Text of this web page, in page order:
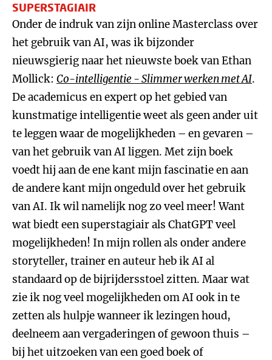
SUPERSTAGIAIR
Onder de indruk van zijn online Masterclass over
het gebruik van AI, was ik bijzonder
nieuwsgierig naar het nieuwste boek van Ethan
Mollick: Co-intelligentie - Slimmer werken met AI.
De academicus en expert op het gebied van
kunstmatige intelligentie weet als geen ander uit
te leggen waar de mogelijkheden – en gevaren –
van het gebruik van AI liggen. Met zijn boek
voedt hij aan de ene kant mijn fascinatie en aan
de andere kant mijn ongeduld over het gebruik
van AI. Ik wil namelijk nog zo veel meer! Want
wat biedt een superstagiair als ChatGPT veel
mogelijkheden! In mijn rollen als onder andere
storyteller, trainer en auteur heb ik AI al
standaard op de bijrijdersstoel zitten. Maar wat
zie ik nog veel mogelijkheden om AI ook in te
zetten als hulpje wanneer ik lezingen houd,
deelneem aan vergaderingen of gewoon thuis –
bij het uitzoeken van een goed boek of